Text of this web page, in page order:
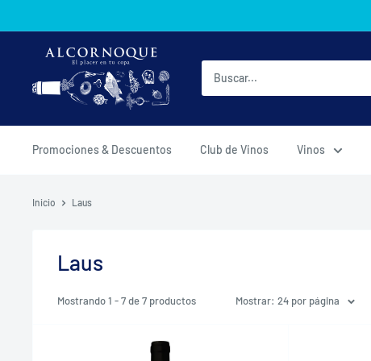
directamente
AlcornoqueMX
Promociones & Descuentos Club de Vinos Vinos
Inicio Laus
Laus
Mostrando 1 - 7 de 7 productos Mostrar: 24 por página